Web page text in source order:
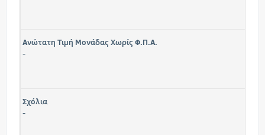
Ανώτατη Τιμή Μονάδας Χωρίς Φ.Π.Α.
-
Σχόλια
-